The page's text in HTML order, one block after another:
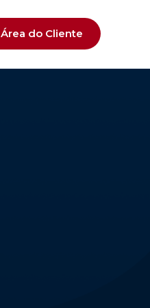
Área do Cliente